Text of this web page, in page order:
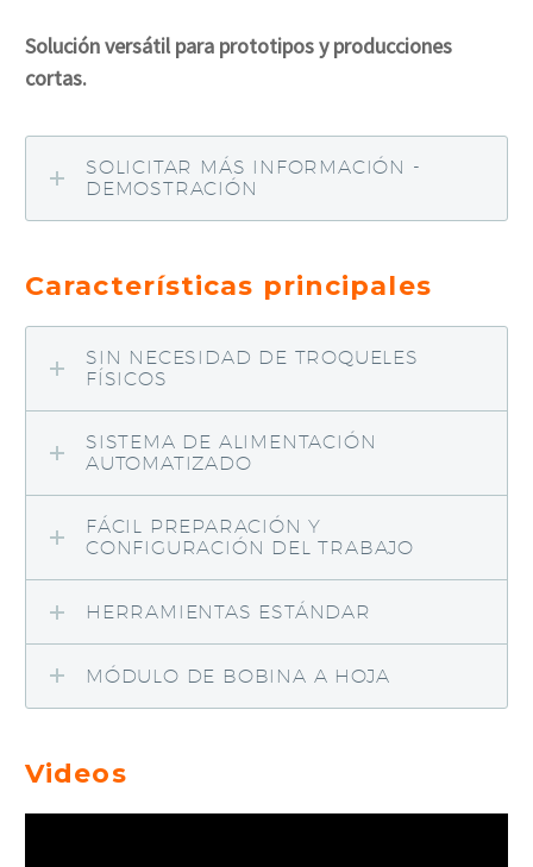
Solución versátil para prototipos y producciones
cortas.
SOLICITAR MÁS INFORMACIÓN -
DEMOSTRACIÓN
Características principales
SIN NECESIDAD DE TROQUELES
FÍSICOS
SISTEMA DE ALIMENTACIÓN
AUTOMATIZADO
FÁCIL PREPARACIÓN Y
CONFIGURACIÓN DEL TRABAJO
HERRAMIENTAS ESTÁNDAR
MÓDULO DE BOBINA A HOJA
Videos